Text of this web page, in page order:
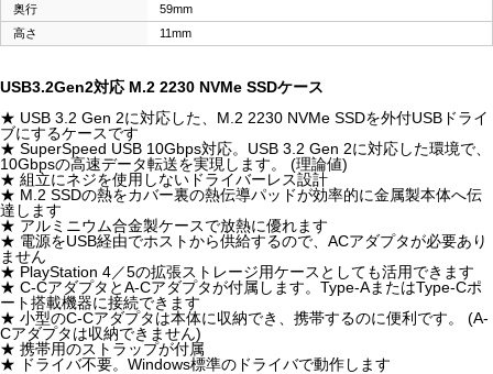
奥行
59mm
高さ
11mm
USB3.2Gen2対応 M.2 2230 NVMe SSDケース
★ USB 3.2 Gen 2に対応した、M.2 2230 NVMe SSDを外付USBドライ
ブにするケースです
★ SuperSpeed USB 10Gbps対応。USB 3.2 Gen 2に対応した環境で、
10Gbpsの高速データ転送を実現します。 (理論値)
★ 組立にネジを使用しないドライバーレス設計
★ M.2 SSDの熱をカバー裏の熱伝導パッドが効率的に金属製本体へ伝
達します
★ アルミニウム合金製ケースで放熱に優れます
★ 電源をUSB経由でホストから供給するので、ACアダプタが必要あり
ません
★ PlayStation 4／5の拡張ストレージ用ケースとしても活用できます
★ C-CアダプタとA-Cアダプタが付属します。Type-AまたはType-Cポ
ート搭載機器に接続できます
★ 小型のC-Cアダプタは本体に収納でき、携帯するのに便利です。 (A-
Cアダプタは収納できません)
★ 携帯用のストラップが付属
★ ドライバ不要。Windows標準のドライバで動作します